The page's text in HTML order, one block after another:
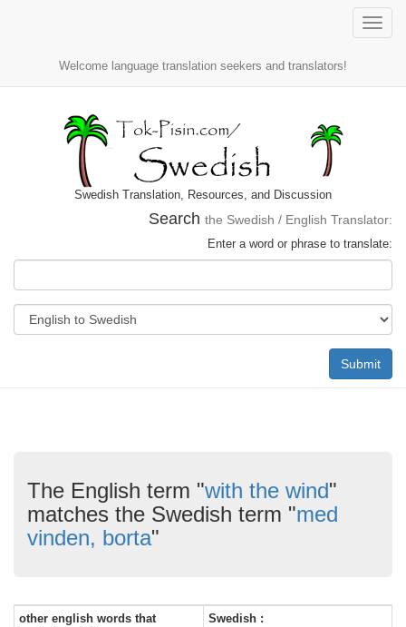
Toggle
Welcome language translation seekers and translators!
Swedish Translation, Resources, and Discussion
Search the Swedish / English Translator:
Enter a word or phrase to translate:
Submit
The English term "with the wind"
matches the Swedish term "med
vinden, borta"
other english words that
Swedish :